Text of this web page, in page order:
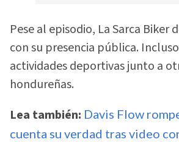
Pese al episodio, La Sarca Biker
con su presencia pública.
actividades deportivas junto a
hondureñas.
Lea también: Davis Flow
cuenta su verdad tras video